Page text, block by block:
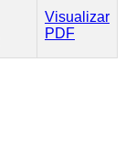
Visualizar
PDF